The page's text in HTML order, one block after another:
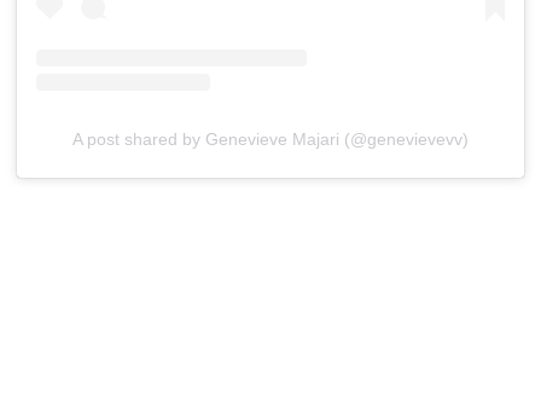
A post shared by Genevieve Majari (@genevievevv)